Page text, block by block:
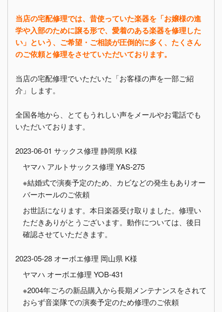
当店の宅配修理では、昔使っていた楽器を「お嬢様の進
学や入部のために譲る形で、愛着のある楽器を修理した
い」という、ご希望・ご相談が圧倒的に多く、たくさん
のご依頼と修理をさせていただいております。
当店の宅配修理でいただいた「お客様の声を一部ご紹
介」します。
全国各地から、とてもうれしい声をメールやお電話でも
いただいております。
2023-06-01 サックス修理 静岡県 K様
ヤマハ アルトサックス修理 YAS-275
※結婚式で演奏予定のため、カビなどの発生もありオー
バーホールのご依頼
お世話になります。本日楽器受け取りました。修理い
ただきありがとうございます。動作については、後日
確認させていただきます。
2023-05-28 オーボエ修理 岡山県 K様
ヤマハ オーボエ修理 YOB-431
※2004年ごろの新品購入から長期メンテナンスをされて
おらず音楽隊での演奏予定のため修理のご依頼